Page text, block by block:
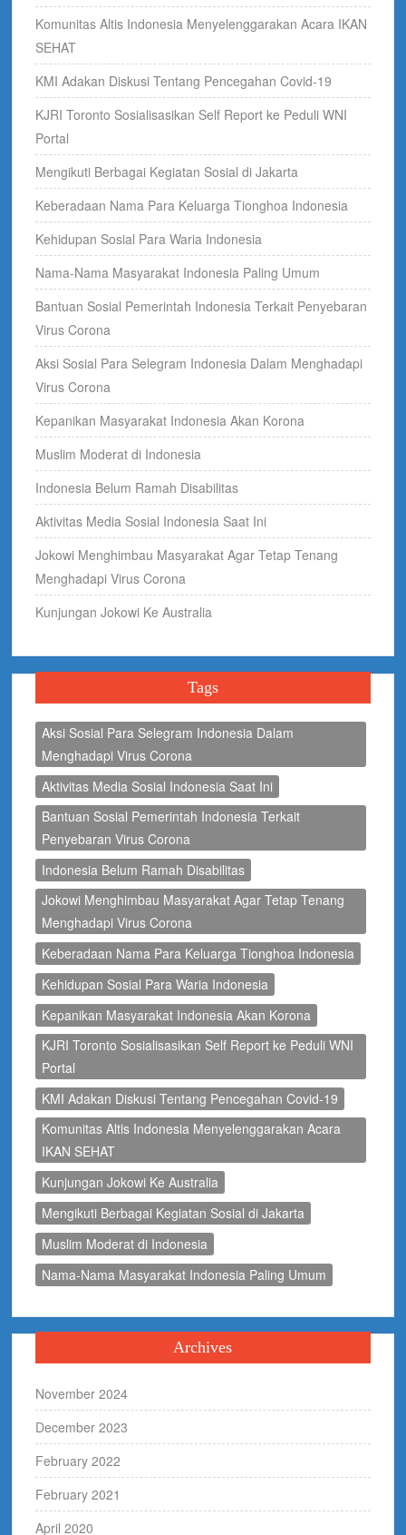
Komunitas Altis Indonesia Menyelenggarakan Acara IKAN
SEHAT
KMI Adakan Diskusi Tentang Pencegahan Covid-19
KJRI Toronto Sosialisasikan Self Report ke Peduli WNI
Portal
Mengikuti Berbagai Kegiatan Sosial di Jakarta
Keberadaan Nama Para Keluarga Tionghoa Indonesia
Kehidupan Sosial Para Waria Indonesia
Nama-Nama Masyarakat Indonesia Paling Umum
Bantuan Sosial Pemerintah Indonesia Terkait Penyebaran
Virus Corona
Aksi Sosial Para Selegram Indonesia Dalam Menghadapi
Virus Corona
Kepanikan Masyarakat Indonesia Akan Korona
Muslim Moderat di Indonesia
Indonesia Belum Ramah Disabilitas
Aktivitas Media Sosial Indonesia Saat Ini
Jokowi Menghimbau Masyarakat Agar Tetap Tenang
Menghadapi Virus Corona
Kunjungan Jokowi Ke Australia
Tags
Aksi Sosial Para Selegram Indonesia Dalam
Menghadapi Virus Corona
Aktivitas Media Sosial Indonesia Saat Ini
Bantuan Sosial Pemerintah Indonesia Terkait
Penyebaran Virus Corona
Indonesia Belum Ramah Disabilitas
Jokowi Menghimbau Masyarakat Agar Tetap Tenang
Menghadapi Virus Corona
Keberadaan Nama Para Keluarga Tionghoa Indonesia
Kehidupan Sosial Para Waria Indonesia
Kepanikan Masyarakat Indonesia Akan Korona
KJRI Toronto Sosialisasikan Self Report ke Peduli WNI
Portal
KMI Adakan Diskusi Tentang Pencegahan Covid-19
Komunitas Altis Indonesia Menyelenggarakan Acara
IKAN SEHAT
Kunjungan Jokowi Ke Australia
Mengikuti Berbagai Kegiatan Sosial di Jakarta
Muslim Moderat di Indonesia
Nama-Nama Masyarakat Indonesia Paling Umum
Archives
November 2024
December 2023
February 2022
February 2021
April 2020